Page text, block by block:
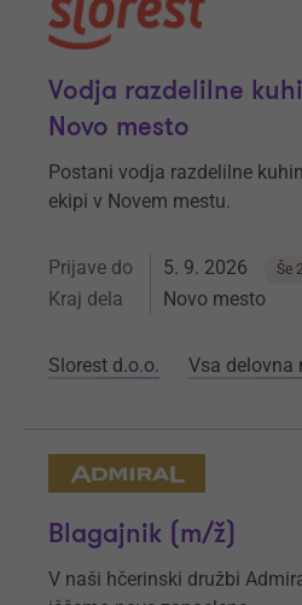
Vodja razdelilne
Novo mesto
Postani vodja razdelilne
ekipi v Novem mestu.
Prijave do 5. 9. 2026 Še
Kraj dela Novo mesto
Slorest d.o.o. Vsa delovna
Blagajnik (m/ž)
V naši hčerinski družbi